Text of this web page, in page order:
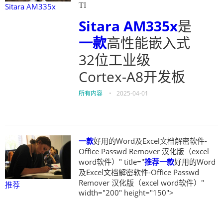
Sitara AM335x TI
Sitara AM335x是
一款高性能嵌入式
32位工业级
Cortex-A8开发板
所有内容 • 2025-04-01
推荐
一款好用的Word及Excel文档解密软件-
Office Passwd Remover 汉化版（excel
word软件）" title="推荐一款好用的Word
及Excel文档解密软件-Office Passwd
Remover 汉化版（excel word软件）"
width="200" height="150">